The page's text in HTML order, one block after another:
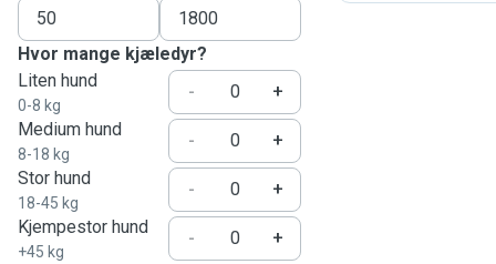
Hvor mange kjæledyr?
Liten hund
0-8 kg
-
+
Medium hund
8-18 kg
-
+
Stor hund
18-45 kg
-
+
Kjempestor hund
+45 kg
-
+